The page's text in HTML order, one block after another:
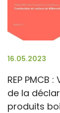
16.05.2023
REP PMCB
de la
produits